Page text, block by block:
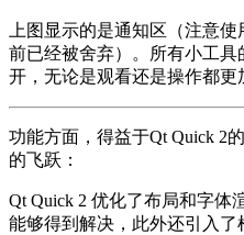
上图显示的是通知区（注意使
前已经被舍弃）。所有小工
开，无论是观看还是操作都更
功能方面，得益于Qt Quick 2
的飞跃：
Qt Quick 2 优化了布局和字体
能够得到解决，此外还引入